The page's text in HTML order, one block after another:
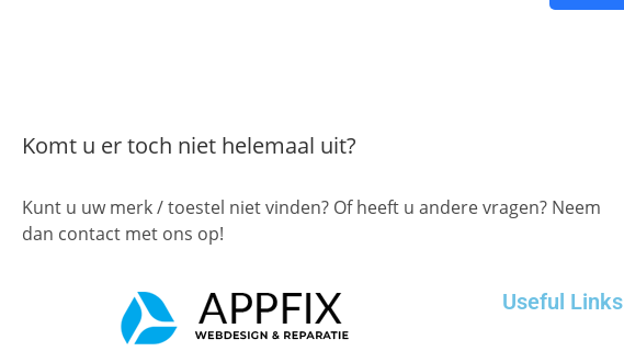
Komt u er toch niet helemaal uit?
Kunt u uw merk / toestel niet vinden? Of heeft u andere vragen? Neem
dan contact met ons op!
Useful Links